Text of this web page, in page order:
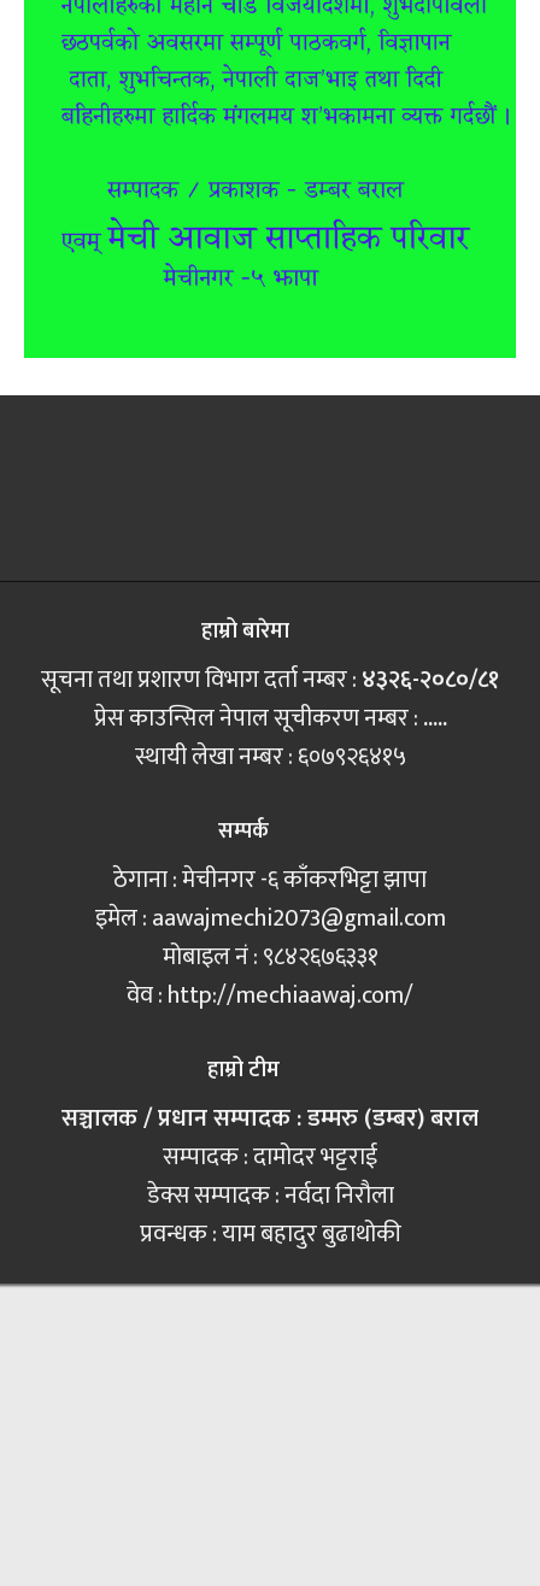
हाम्रो बारेमा
सूचना तथा प्रशारण विभाग दर्ता नम्बर :४३२६-२०८०/८१
प्रेस काउन्सिल नेपाल सूचीकरण नम्बर :.....
स्थायी लेखा नम्बर : ६०७९२६४१५
सम्पर्क
ठेगाना : मेचीनगर -६ काँकरभिट्टा झापा
इमेल :aawajmechi2073@gmail.com
मोबाइल नं‍ : ९८४२६७६३३१
वेव : http://mechiaawaj.com/
हाम्रो टीम
सञ्चालक / प्रधान सम्पादक : डम्मरु (डम्बर) बराल
सम्पादक : दामोदर भट्टराई
डेक्स सम्पादक : नर्वदा निरौला
प्रवन्धक : याम बहादुर बुढाथोकी